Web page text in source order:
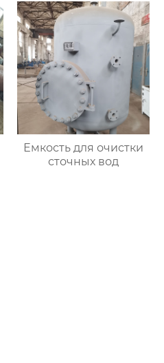
Емкость для очистки
сточных вод